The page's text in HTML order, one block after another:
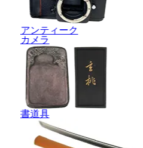
アンティーク
カメラ
書道具